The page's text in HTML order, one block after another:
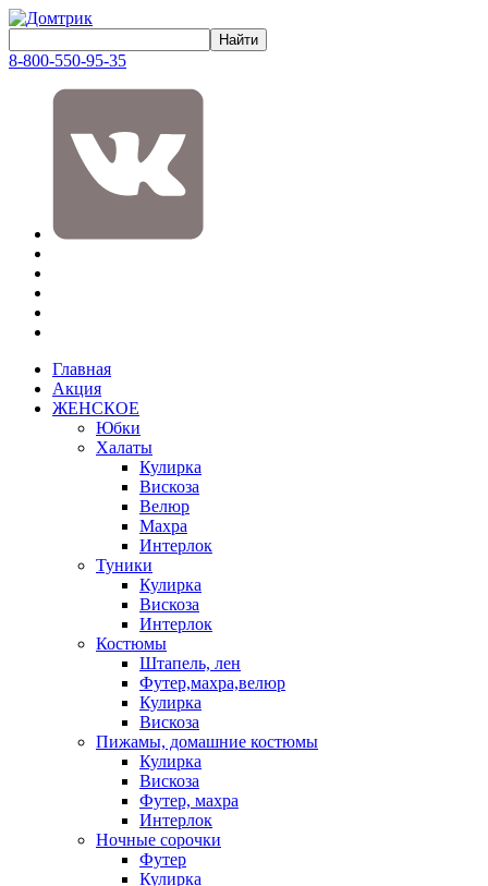
8-800-550-95-35
Главная
Акция
ЖЕНСКОЕ
Юбки
Халаты
Кулирка
Вискоза
Велюр
Махра
Интерлок
Туники
Кулирка
Вискоза
Интерлок
Костюмы
Штапель, лен
Футер,махра,велюр
Кулирка
Вискоза
Пижамы, домашние костюмы
Кулирка
Вискоза
Футер, махра
Интерлок
Ночные сорочки
Футер
Кулирка